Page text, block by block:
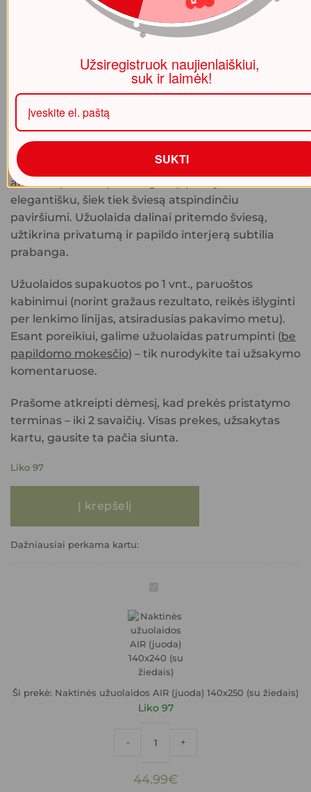
Naktinės užuolaidos AIR (juoda)
140×250 (su žiedais)
Prabanga spindinčiosnaktinės užuolaidos AIR
(juoda) 140×250 (su žiedais) (140 × 250 cm)
namams. Pasiūtos iš aukštos kokybės matinio
aksomo (tankis apie 290 g/m²), pasižyminčio
elegantišku, šiek tiek šviesą atspindinčiu
paviršiumi. Užuolaida dalinai pritemdo šviesą,
užtikrina privatumą ir papildo interjerą subtilia
prabanga.
Užuolaidos supakuotos po 1 vnt., paruoštos
kabinimui (norint gražaus rezultato, reikės išlyginti
per lenkimo linijas, atsiradusias pakavimo metu).
Esant poreikiui, galime užuolaidas patrumpinti (be
papildomo mokesčio) – tik nurodykite tai užsakymo
komentaruose.
Prašome atkreipti dėmesį, kad prekės pristatymo
terminas – iki 2 savaičių. Visas prekes, užsakytas
kartu, gausite ta pačia siunta.
Liko 97
Į krepšelį
Dažniausiai perkama kartu:
AIR
(juoda)
(su
žiedais)
Ši prekė: Naktinės užuolaidos AIR (juoda) 140x250 (su žiedais)
Liko 97
- +
44.99€
Užsiregistruok naujienlaiškiui,
suk ir laimėk!
SUKTI